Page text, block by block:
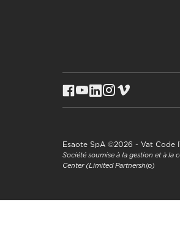
Esaote SpA ©2026 - Vat Code
Société soumise à la gestion et à
Center (Limited Partnership)